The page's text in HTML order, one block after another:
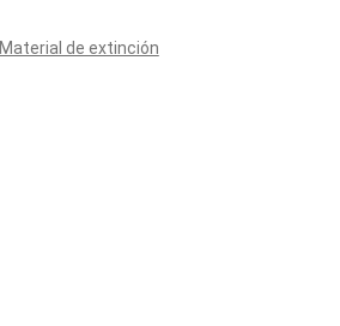
Material de extinción